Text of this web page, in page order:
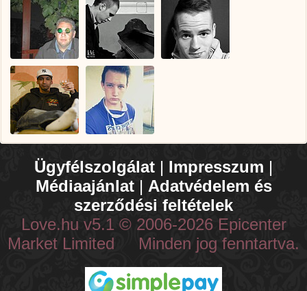
Ügyfélszolgálat | Impresszum |
Médiaajánlat| Adatvédelem és
szerződési feltételek
Love.hu v5.1 © 2006-2026 Epicenter
Market Limited Minden jog fenntartva.